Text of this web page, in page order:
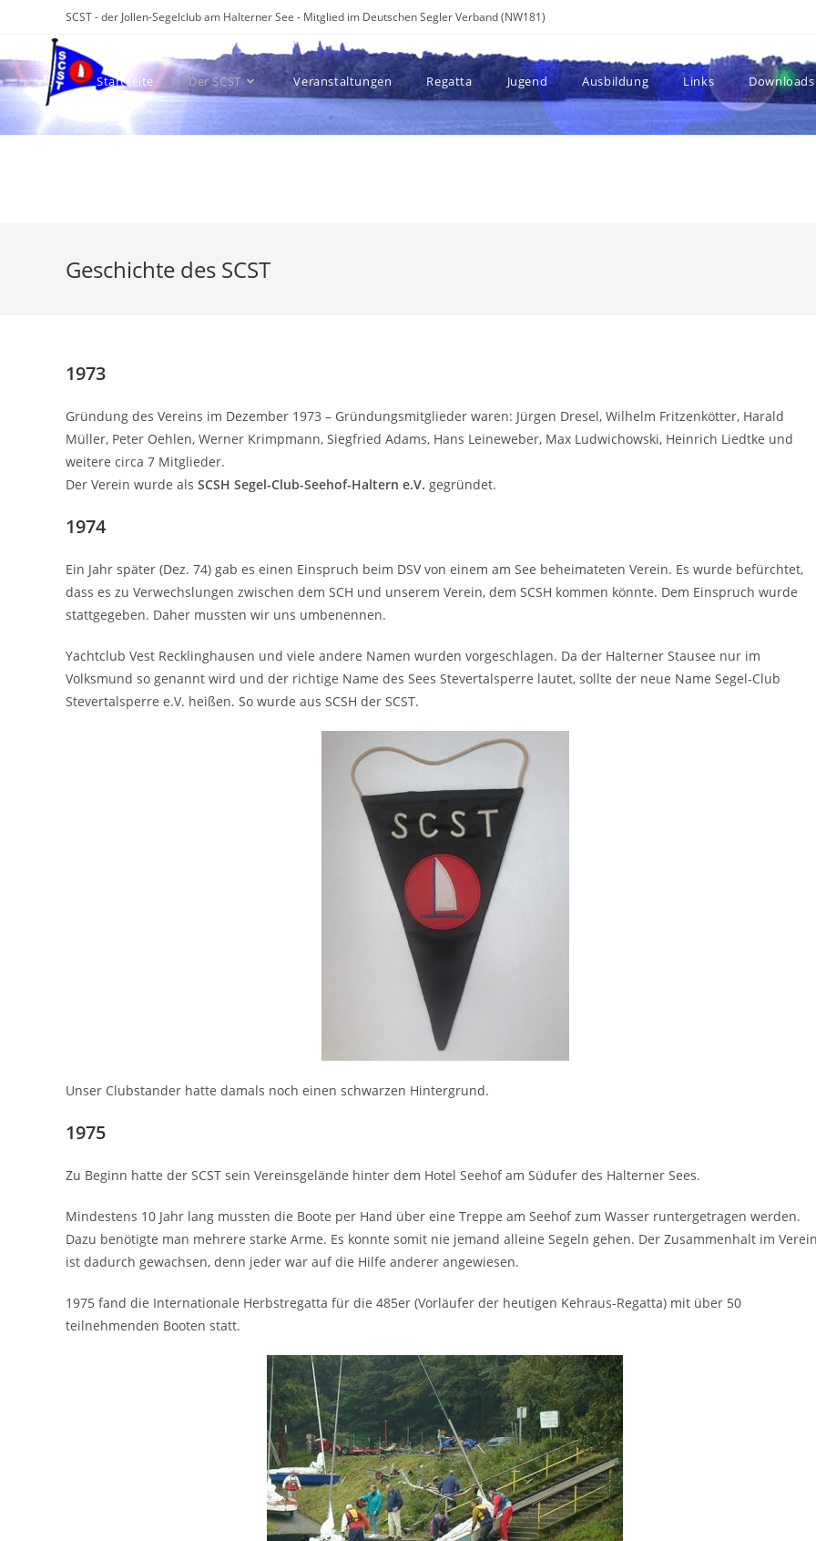
springen
SCST - der Jollen-Segelclub am Halterner See - Mitglied im Deutschen Segler Verband (NW181)
Startseite Der SCST Veranstaltungen Regatta Jugend Ausbildung Links Downloads
Geschichte des SCST
1973
Gründung des Vereins im Dezember 1973 – Gründungsmitglieder waren: Jürgen Dresel, Wilhelm Fritzenkötter, Harald
Müller, Peter Oehlen, Werner Krimpmann, Siegfried Adams, Hans Leineweber, Max Ludwichowski, Heinrich Liedtke und
weitere circa 7 Mitglieder.
Der Verein wurde als SCSH Segel-Club-Seehof-Haltern e.V. gegründet.
1974
Ein Jahr später (Dez. 74) gab es einen Einspruch beim DSV von einem am See beheimateten Verein. Es wurde befürchtet,
dass es zu Verwechslungen zwischen dem SCH und unserem Verein, dem SCSH kommen könnte. Dem Einspruch wurde
stattgegeben. Daher mussten wir uns umbenennen.
Yachtclub Vest Recklinghausen und viele andere Namen wurden vorgeschlagen. Da der Halterner Stausee nur im
Volksmund so genannt wird und der richtige Name des Sees Stevertalsperre lautet, sollte der neue Name Segel-Club
Stevertalsperre e.V. heißen. So wurde aus SCSH der SCST.
Unser Clubstander hatte damals noch einen schwarzen Hintergrund.
1975
Zu Beginn hatte der SCST sein Vereinsgelände hinter dem Hotel Seehof am Südufer des Halterner Sees.
Mindestens 10 Jahr lang mussten die Boote per Hand über eine Treppe am Seehof zum Wasser runtergetragen werden.
Dazu benötigte man mehrere starke Arme. Es konnte somit nie jemand alleine Segeln gehen. Der Zusammenhalt im Verein
ist dadurch gewachsen, denn jeder war auf die Hilfe anderer angewiesen.
1975 fand die Internationale Herbstregatta für die 485er (Vorläufer der heutigen Kehraus-Regatta) mit über 50
teilnehmenden Booten statt.